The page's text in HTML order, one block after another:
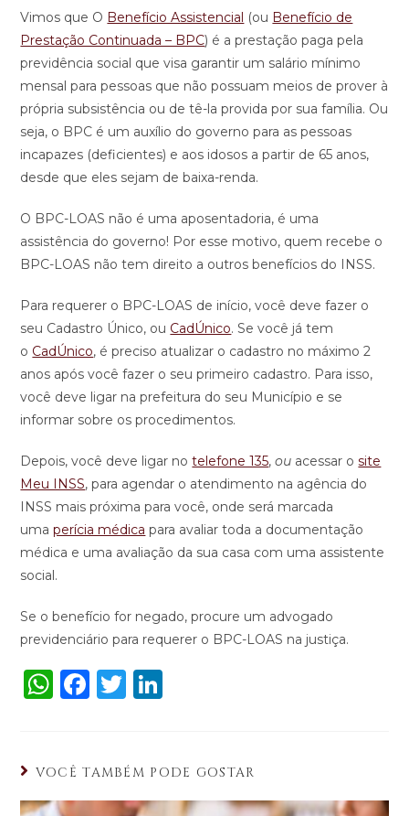
Vimos que O Benefício Assistencial (ou Benefício de
Prestação Continuada – BPC) é a prestação paga pela
previdência social que visa garantir um salário mínimo
mensal para pessoas que não possuam meios de prover à
própria subsistência ou de tê-la provida por sua família. Ou
seja, o BPC é um auxílio do governo para as pessoas
incapazes (deficientes) e aos idosos a partir de 65 anos,
desde que eles sejam de baixa-renda.
O BPC-LOAS não é uma aposentadoria, é uma
assistência do governo! Por esse motivo, quem recebe o
BPC-LOAS não tem direito a outros benefícios do INSS.
Para requerer o BPC-LOAS de início, você deve fazer o
seu Cadastro Único, ou CadÚnico. Se você já tem
o CadÚnico, é preciso atualizar o cadastro no máximo 2
anos após você fazer o seu primeiro cadastro. Para isso,
você deve ligar na prefeitura do seu Município e se
informar sobre os procedimentos.
Depois, você deve ligar notelefone 135,ou acessar osite
Meu INSS, para agendar o atendimento na agência do
INSS mais próxima para você, onde será marcada
umaperícia médica para avaliar toda a documentação
médica e uma avaliação da sua casa com uma assistente
social.
Se o benefício for negado, procure um advogado
previdenciário para requerer o BPC-LOAS na justiça.
W
ts
A
F
e
b
T
te
r
e
dI
VOCÊ TAMBÉM PODE GOSTAR